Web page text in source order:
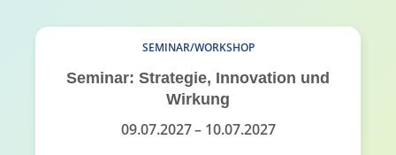
SEMINAR/WORKSHOP
Seminar: Strategie, Innovation und
Wirkung
09.07.2027– 10.07.2027